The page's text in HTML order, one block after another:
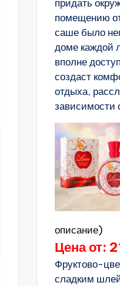
придать
помещению
саше было
доме каждой
вполне
создаст
отдыха,
зависимости
описание)
Цена от:
Фруктово-
сладким